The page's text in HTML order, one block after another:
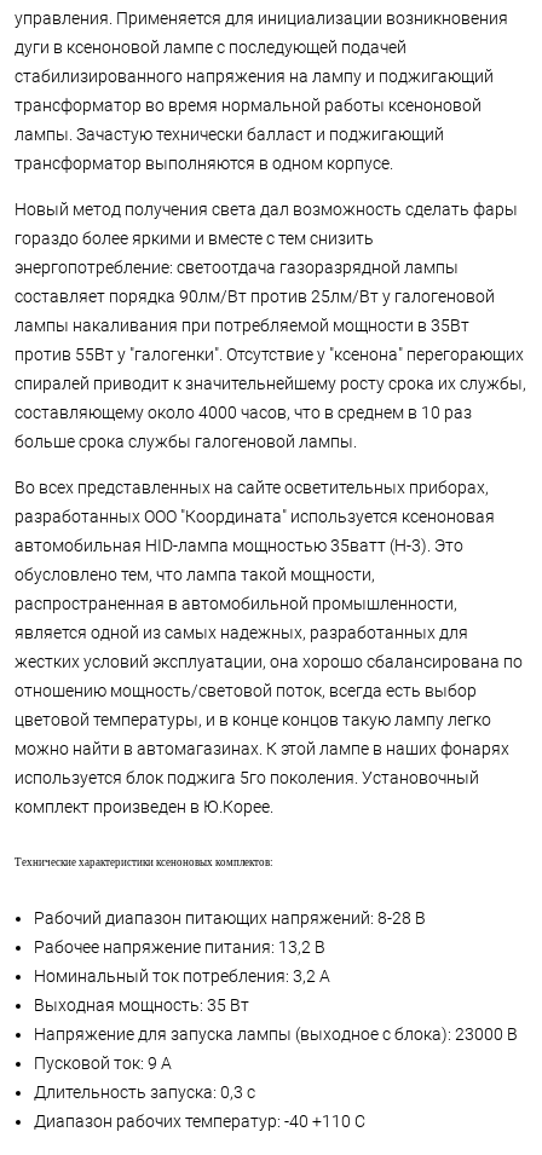
управления. Применяется для инициализации возникновения
дуги в ксеноновой лампе с последующей подачей
стабилизированного напряжения на лампу и поджигающий
трансформатор во время нормальной работы ксеноновой
лампы. Зачастую технически балласт и поджигающий
трансформатор выполняются в одном корпусе.
Новый метод получения света дал возможность сделать фары
гораздо более яркими и вместе с тем снизить
энергопотребление: светоотдача газоразрядной лампы
составляет порядка 90лм/Вт против 25лм/Вт у галогеновой
лампы накаливания при потребляемой мощности в 35Вт
против 55Вт у "галогенки". Отсутствие у "ксенона" перегорающих
спиралей приводит к значительнейшему росту срока их службы,
составляющему около 4000 часов, что в среднем в 10 раз
больше срока службы галогеновой лампы.
Во всех представленных на сайте осветительных приборах,
разработанных ООО "Координата" используется ксеноновая
автомобильная HID-лампа мощностью 35ватт (H-3). Это
обусловлено тем, что лампа такой мощности,
распространенная в автомобильной промышленности,
является одной из самых надежных, разработанных для
жестких условий эксплуатации, она хорошо сбалансирована по
отношению мощность/световой поток, всегда есть выбор
цветовой температуры, и в конце концов такую лампу легко
можно найти в автомагазинах. К этой лампе в наших фонарях
используется блок поджига 5го поколения. Установочный
комплект произведен в Ю.Корее.
Технические характеристики ксеноновых комплектов:
Рабочий диапазон питающих напряжений: 8-28 В
Рабочее напряжение питания: 13,2 В
Номинальный ток потребления: 3,2 А
Выходная мощность: 35 Вт
Напряжение для запуска лампы (выходное с блока): 23000 В
Пусковой ток: 9 А
Длительность запуска: 0,3 с
Диапазон рабочих температур: -40 +110 C